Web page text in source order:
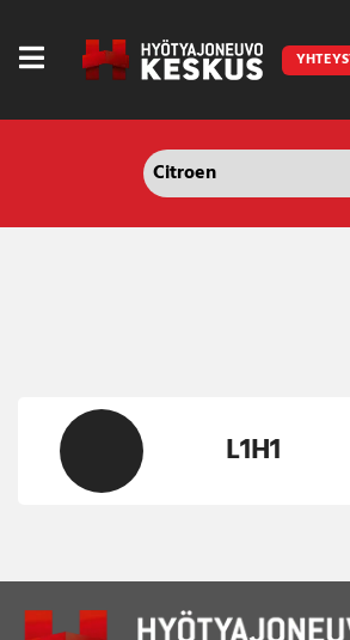
LED lisävalot ja majakat
Outlet
Pakettiautotuotteet
L1H1